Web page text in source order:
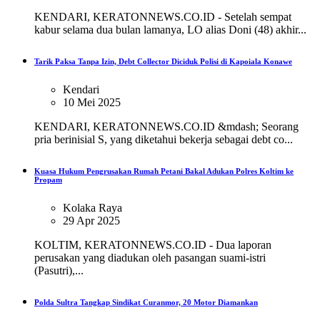
KENDARI, KERATONNEWS.CO.ID - Setelah sempat
kabur selama dua bulan lamanya, LO alias Doni (48) akhir...
Tarik Paksa Tanpa Izin, Debt Collector Diciduk Polisi di Kapoiala Konawe
Kendari
10 Mei 2025
KENDARI, KERATONNEWS.CO.ID &mdash; Seorang
pria berinisial S, yang diketahui bekerja sebagai debt co...
Kuasa Hukum Pengrusakan Rumah Petani Bakal Adukan Polres Koltim ke
Propam
Kolaka Raya
29 Apr 2025
KOLTIM, KERATONNEWS.CO.ID - Dua laporan
perusakan yang diadukan oleh pasangan suami-istri
(Pasutri),...
Polda Sultra Tangkap Sindikat Curanmor, 20 Motor Diamankan